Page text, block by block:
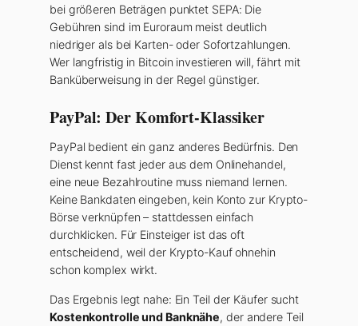
bei größeren Beträgen punktet SEPA: Die
Gebühren sind im Euroraum meist deutlich
niedriger als bei Karten- oder Sofortzahlungen.
Wer langfristig in Bitcoin investieren will, fährt mit
Banküberweisung in der Regel günstiger.
PayPal: Der Komfort-Klassiker
PayPal bedient ein ganz anderes Bedürfnis. Den
Dienst kennt fast jeder aus dem Onlinehandel,
eine neue Bezahlroutine muss niemand lernen.
Keine Bankdaten eingeben, kein Konto zur Krypto-
Börse verknüpfen – stattdessen einfach
durchklicken. Für Einsteiger ist das oft
entscheidend, weil der Krypto-Kauf ohnehin
schon komplex wirkt.
Das Ergebnis legt nahe: Ein Teil der Käufer sucht
Kostenkontrolle und Banknähe, der andere Teil